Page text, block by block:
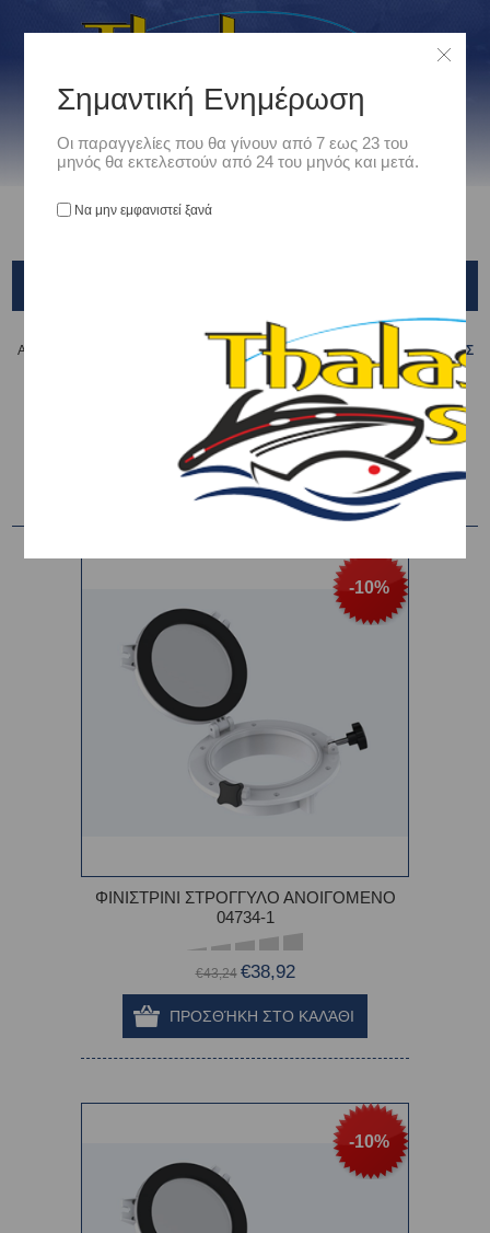
Αρχική Μονιμος Εξοπλισμός / ΦΙΝΙΣΤΡΙΝΙΑ - ΚΑΤΑΠΑΚΤΕΣ
ΚΑΤΟΠΙΝ ΠΑΡΑΓΓΕΛΙΑΣ, ΠΑΡΑΔΟΣΗ ΣΕ 8-10
ΕΡΓΑΣΙΜΕΣ
Ταξινόμηση ανά
-10%
ΦΙΝΙΣΤΡΙΝΙ ΣΤΡΟΓΓΥΛΟ ΑΝΟΙΓΟΜΕΝΟ
04734-1
€43,24 €38,92
-10%
Σημαντική Ενημέρωση
Οι παραγγελίες που θα γίνουν από 7 εως 23 του
μηνός θα εκτελεστούν από 24 του μηνός και μετά.
Να μην εμφανιστεί ξανά